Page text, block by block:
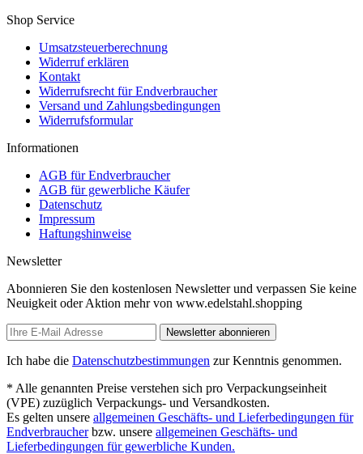
Shop Service
Umsatzsteuerberechnung
Widerruf erklären
Kontakt
Widerrufsrecht für Endverbraucher
Versand und Zahlungsbedingungen
Widerrufsformular
Informationen
AGB für Endverbraucher
AGB für gewerbliche Käufer
Datenschutz
Impressum
Haftungshinweise
Newsletter
Abonnieren Sie den kostenlosen Newsletter und verpassen Sie keine
Neuigkeit oder Aktion mehr von www.edelstahl.shopping
Newsletter abonnieren
Ich habe die Datenschutzbestimmungen zur Kenntnis genommen.
* Alle genannten Preise verstehen sich pro Verpackungseinheit
(VPE) zuzüglich Verpackungs- und Versandkosten.
Es gelten unsere allgemeinen Geschäfts- und Lieferbedingungen für
Endverbraucherbzw. unsere allgemeinen Geschäfts- und
Lieferbedingungen für gewerbliche Kunden.